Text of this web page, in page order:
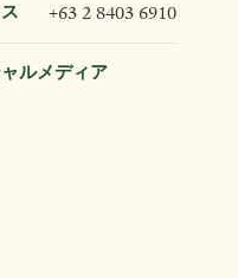
+63 2 8403 6910
ルメディア